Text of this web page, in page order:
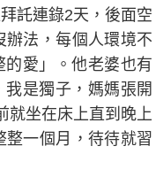
託連錄2天，後面空
辦法，每個人環境不
愛」。他老婆也有
是獨子，媽媽張開
就坐在床上直到晚上
整一個月，待待就習